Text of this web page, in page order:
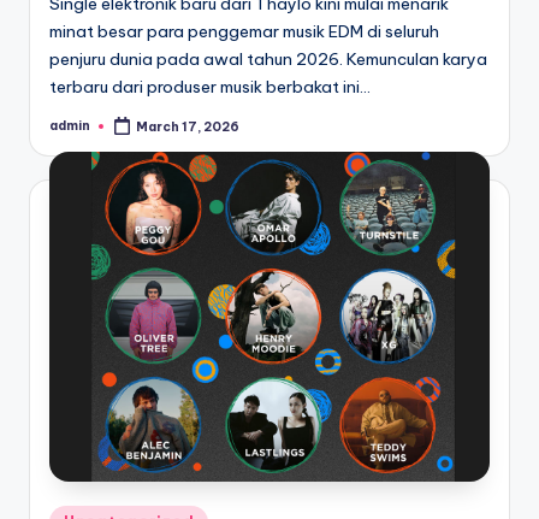
minat besar para penggemar musik EDM di seluruh
penjuru dunia pada awal tahun 2026. Kemunculan karya
terbaru dari produser musik berbakat ini…
Posted
admin March 17, 2026